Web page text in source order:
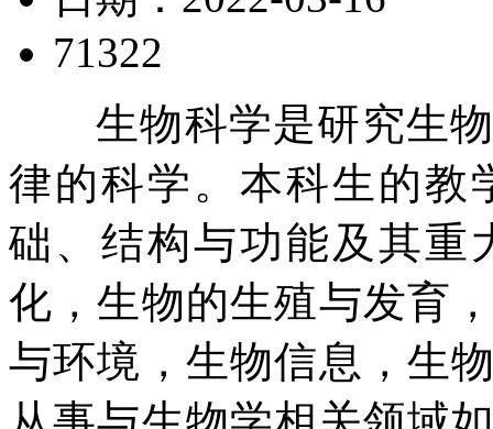
71322
生物科学是研究生物
律的科学。本科生的教
础、结构与功能及其重
化，生物的生殖与发育
与环境，生物信息，生